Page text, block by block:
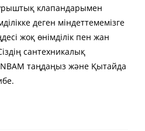
клапандарымен
деген міндеттемемізге
жоқ өнімділік пен жан
сантехникалық
таңдаңыз және Қытайда